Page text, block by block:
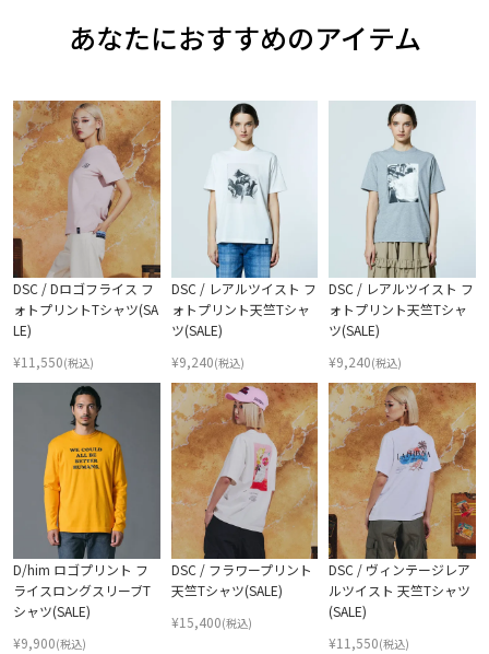
あなたにおすすめのアイテム
DSC / Dロゴフライス フ
ォトプリントTシャツ(SA
LE)
¥11,550(税込)
DSC / レアルツイスト フ
ォトプリント天竺Tシャ
ツ(SALE)
¥9,240(税込)
DSC / レアルツイスト フ
ォトプリント天竺Tシャ
ツ(SALE)
¥9,240(税込)
D/him ロゴプリント フ
ライスロングスリーブT
シャツ(SALE)
¥9,900(税込)
DSC / フラワープリント
天竺Tシャツ(SALE)
¥15,400(税込)
DSC / ヴィンテージレア
ルツイスト 天竺Tシャツ
(SALE)
¥11,550(税込)